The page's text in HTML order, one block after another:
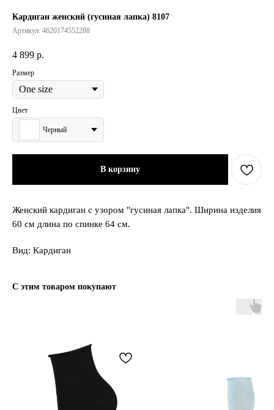
Кардиган женский (гусиная лапка) 8107
Артикул: 4620174552288
4 899 р.
Размер
Цвет
Черный
В корзину
Женский кардиган с узором "гусиная лапка". Ширина изделия
60 см длина по спинке 64 см.
Вид: Кардиган
С этим товаром покупают